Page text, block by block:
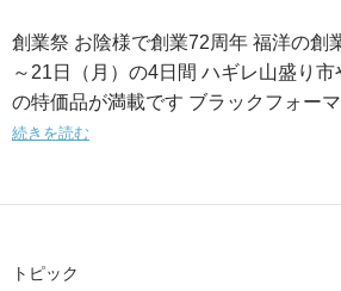
創業祭 お陰様で創業72周年 福洋の創
～21日（月）の4日間 ハギレ山盛り
の特価品が満載です ブラックフォー
続きを読む
トピック